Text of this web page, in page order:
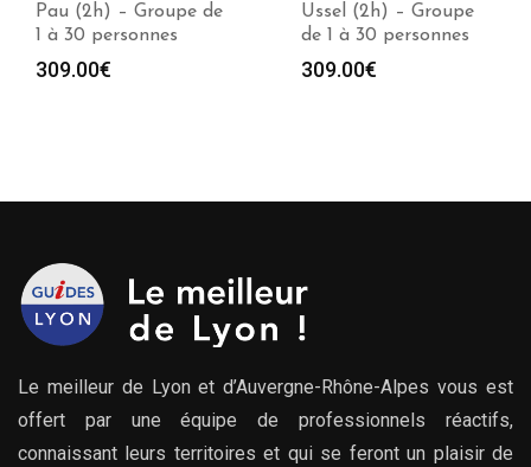
Pau (2h) – Groupe de
1 à 30 personnes
309.00€
Ussel (2h) – Groupe
de 1 à 30 personnes
309.00€
Le meilleur de Lyon et d’Auvergne-Rhône-Alpes vous est
offert par une équipe de professionnels réactifs,
connaissant leurs territoires et qui se feront un plaisir de